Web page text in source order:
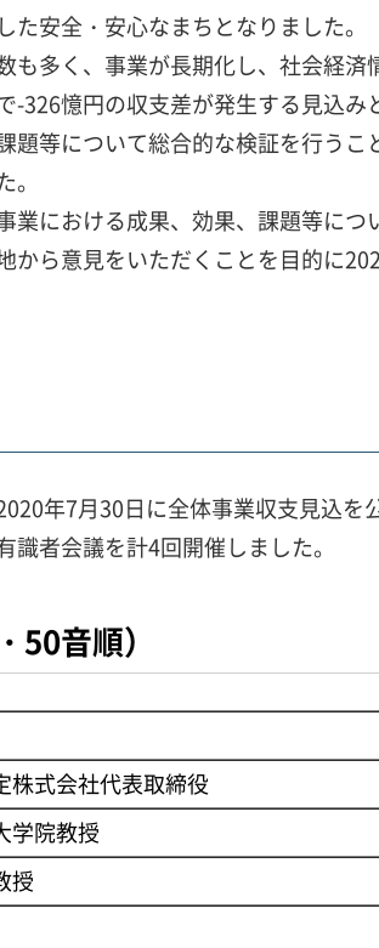
安全・安心なまちとなりました。
も多く、事業が長期化し、社会経
326憶円の収支差が発生する見込み
題等について総合的な検証を行う
業における成果、効果、課題等に
から意見をいただくことを目的に
年7月30日に全体事業収支見込
者会議を計4回開催しました。
音順）
株式会社代表取締役
学院教授
授